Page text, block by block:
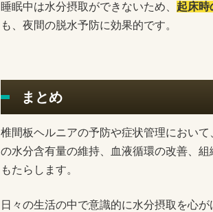
睡眠中は水分摂取ができないため、 起床時
も、夜間の脱水予防に効果的です。
まとめ
椎間板ヘルニアの予防や症状管理において
の水分含有量の維持、血液循環の改善、
もたらします。
日々の生活の中で意識的に水分摂取を心が